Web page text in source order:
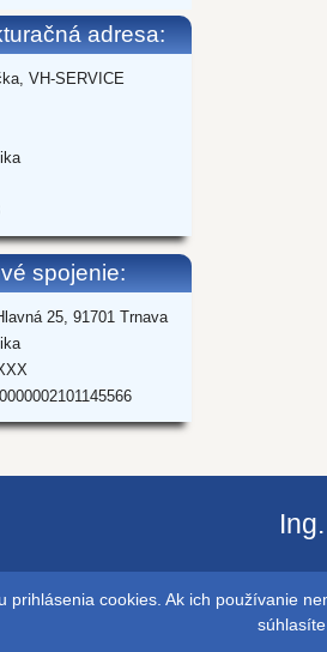
adresa:
VH-SERVICE
spojenie:
25, 91701 Trnava
prihlásenia cookies. Ak ich používanie